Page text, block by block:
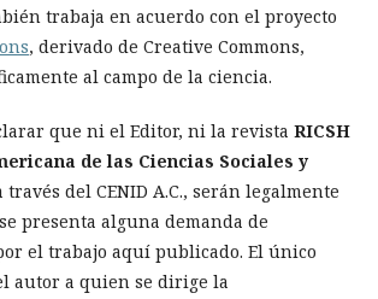
trabaja en acuerdo con el proyecto
, derivado de Creative Commons,
al campo de la ciencia.
que ni el Editor, ni la revista RICSH
de las Ciencias Sociales y
través del CENID A.C., serán legalmente
presenta alguna demanda de
el trabajo aquí publicado. El único
autor a quien se dirige la